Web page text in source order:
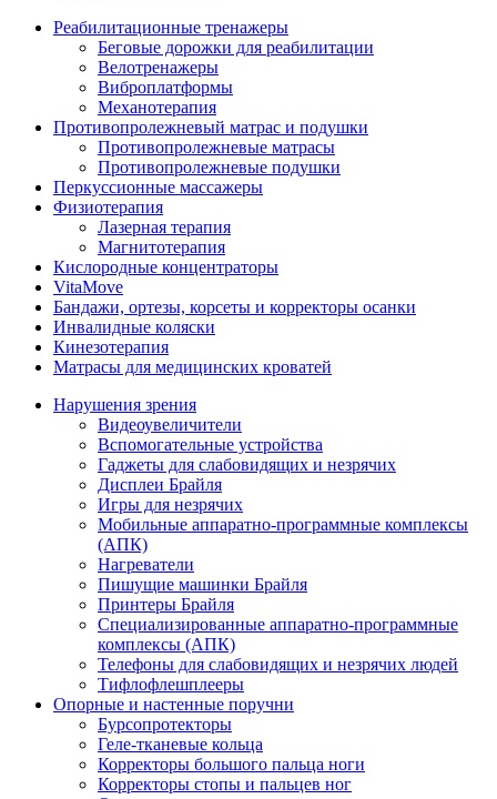
Реабилитационные тренажеры
Беговые дорожки для реабилитации
Велотренажеры
Виброплатформы
Механотерапия
Противопролежневый матрас и подушки
Противопролежневые матрасы
Противопролежневые подушки
Перкуссионные массажеры
Физиотерапия
Лазерная терапия
Магнитотерапия
Кислородные концентраторы
VitaMove
Бандажи, ортезы, корсеты и корректоры осанки
Инвалидные коляски
Кинезотерапия
Матрасы для медицинских кроватей
Нарушения зрения
Видеоувеличители
Вспомогательные устройства
Гаджеты для слабовидящих и незрячих
Дисплеи Брайля
Игры для незрячих
Мобильные аппаратно-программные комплексы
(АПК)
Нагреватели
Пишущие машинки Брайля
Принтеры Брайля
Специализированные аппаратно-программные
комплексы (АПК)
Телефоны для слабовидящих и незрячих людей
Тифлофлешплееры
Опорные и настенные поручни
Бурсопротекторы
Геле-тканевые кольца
Корректоры большого пальца ноги
Корректоры стопы и пальцев ног